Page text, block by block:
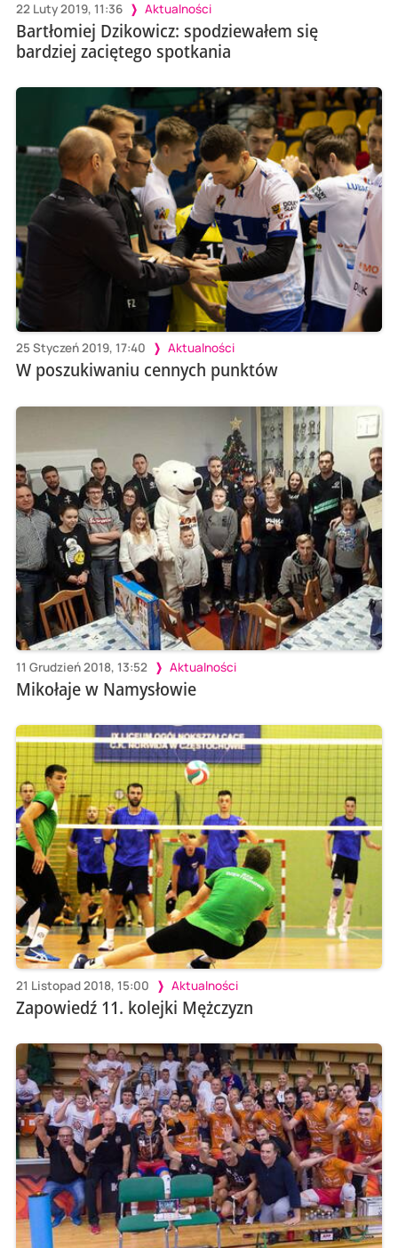
22 Luty 2019, 11:36 Aktualności
Bartłomiej Dzikowicz: spodziewałem się
bardziej zaciętego spotkania
25 Styczeń 2019, 17:40 Aktualności
W poszukiwaniu cennych punktów
11 Grudzień 2018, 13:52 Aktualności
Mikołaje w Namysłowie
21 Listopad 2018, 15:00 Aktualności
Zapowiedź 11. kolejki Mężczyzn